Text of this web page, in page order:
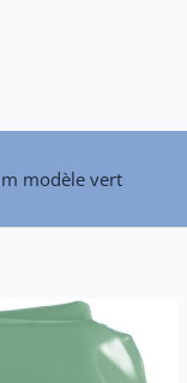
modèle vert